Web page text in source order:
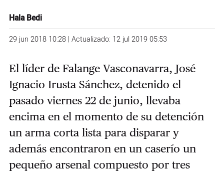
Hala Bedi
29 jun 2018 10:28 | Actualizado: 12 jul 2019 05:53
El líder de Falange Vasconavarra, José
Ignacio Irusta Sánchez, detenido el
pasado viernes 22 de junio, llevaba
encima en el momento de su detención
un arma corta lista para disparar y
además encontraron en un caserío un
pequeño arsenal compuesto por tres